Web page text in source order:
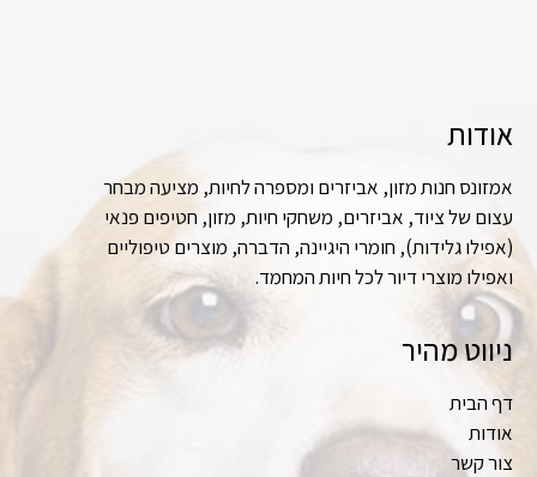
אודות
אמזונס חנות מזון, אביזרים ומספרה לחיות, מציעה מבחר
עצום של ציוד, אביזרים, משחקי חיות, מזון, חטיפים פנאי
(אפילו גלידות), חומרי היגיינה, הדברה, מוצרים טיפוליים
ואפילו מוצרי דיור לכל חיות המחמד.
ניווט מהיר
דף הבית
אודות
צור קשר